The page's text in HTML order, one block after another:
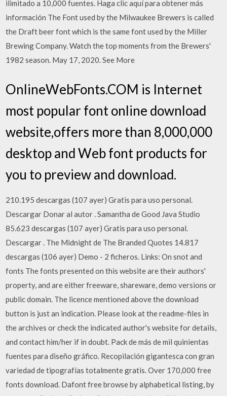
ilimitado a 10,000 fuentes. Haga clic aquí para obtener más
información The Font used by the Milwaukee Brewers is called
the Draft beer font which is the same font used by the Miller
Brewing Company. Watch the top moments from the Brewers'
1982 season. May 17, 2020. See More
OnlineWebFonts.COM is Internet
most popular font online download
website,offers more than 8,000,000
desktop and Web font products for
you to preview and download.
210.195 descargas (107 ayer) Gratis para uso personal.
Descargar Donar al autor . Samantha de Good Java Studio
85.623 descargas (107 ayer) Gratis para uso personal.
Descargar . The Midnight de The Branded Quotes 14.817
descargas (106 ayer) Demo - 2 ficheros. Links: On snot and
fonts The fonts presented on this website are their authors'
property, and are either freeware, shareware, demo versions or
public domain. The licence mentioned above the download
button is just an indication. Please look at the readme-files in
the archives or check the indicated author's website for details,
and contact him/her if in doubt. Pack de más de mil quinientas
fuentes para diseño gráfico. Recopilación gigantesca con gran
variedad de tipografías totalmente gratis. Over 170,000 free
fonts download. Dafont free browse by alphabetical listing, by